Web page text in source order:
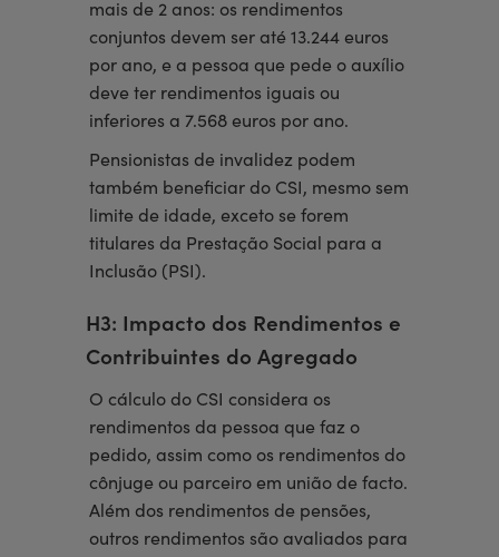
mais de 2 anos: os rendimentos
conjuntos devem ser até 13.244 euros
por ano, e a pessoa que pede o auxílio
deve ter rendimentos iguais ou
inferiores a 7.568 euros por ano.
Pensionistas de invalidez podem
também beneficiar do CSI, mesmo sem
limite de idade, exceto se forem
titulares da Prestação Social para a
Inclusão (PSI).
H3: Impacto dos Rendimentos e
Contribuintes do Agregado
O cálculo do CSI considera os
rendimentos da pessoa que faz o
pedido, assim como os rendimentos do
cônjuge ou parceiro em união de facto.
Além dos rendimentos de pensões,
outros rendimentos são avaliados para